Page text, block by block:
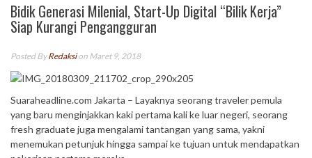
Bidik Generasi Milenial, Start-Up Digital “Bilik Kerja”
Siap Kurangi Pengangguran
Posted ByRedaksion Maret 9, 2018
Suaraheadline.com Jakarta – Layaknya seorang traveler pemula
yang baru menginjakkan kaki pertama kali ke luar negeri, seorang
fresh graduate juga mengalami tantangan yang sama, yakni
menemukan petunjuk hingga sampai ke tujuan untuk mendapatkan